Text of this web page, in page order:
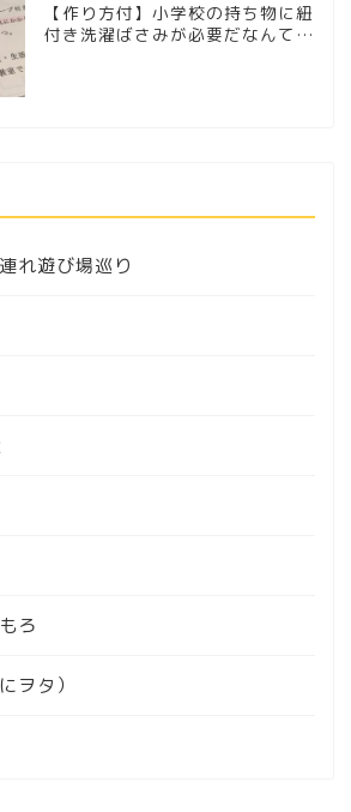
【作り方付】小学校の持ち物に紐
付き洗濯ばさみが必要だなんて…
れ遊び場巡り
ろ
ヲタ）